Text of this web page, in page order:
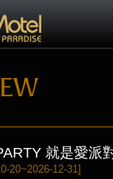
就是愛派
20~2026-12-31]